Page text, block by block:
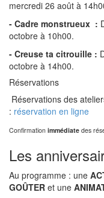
mercredi 26 août à
- Cadre monstrueux :
octobre à 10h00.
- Creuse ta citrouille :
octobre à 14h00.
Réservations
Réservations des
: réservation en ligne
Confirmation immédiate des
Les
Au programme : une
GOÛTER et une